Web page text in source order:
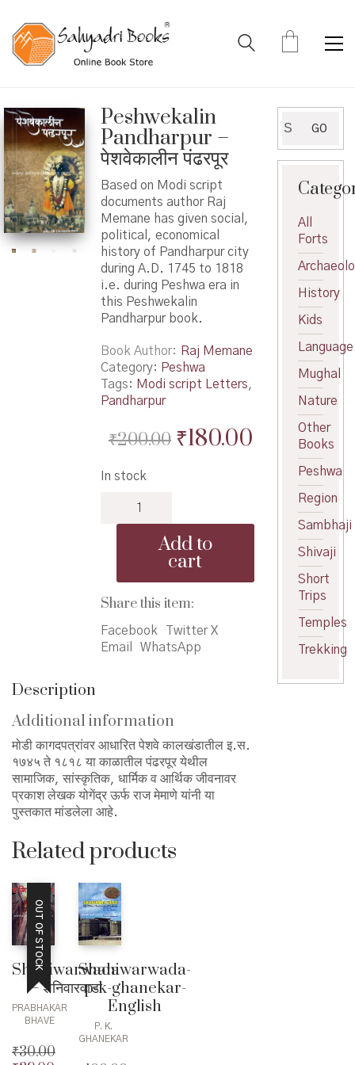
Peshwekalin
Pandharpur –
पेशवेकालीन पंढरपूर
Based on Modi script
documents author Raj
Memane has given social,
political, economical
history of Pandharpur city
during A.D. 1745 to 1818
i.e. during Peshwa era in
this Peshwekalin
Pandharpur book.
Book Author
Raj Memane
Category: Peshwa
Tags: Modi script Letters,
Pandharpur
₹200.00 Original
₹180.00Current
price
₹180.00.
In stock
Pandharpur
quantity
Add to
cart
Share this item:
Facebook
Twitter X
Email
WhatsApp
Description
Additional information
मोडी कागदपत्रांवर आधारित पेशवे कालखंडातील इ.स.
१७४५ ते १८१८ या काळातील पंढरपूर येथील
सामाजिक, सांस्कृतिक, धार्मिक व आर्थिक जीवनावर
प्रकाश लेखक योगेंद्र ऊर्फ राज मेमाणे यांनी या
पुस्तकात मांडलेला आहे.
Related products
OUT OF STOCK
Shaniwarwada
– शनिवारवाडा
PRABHAKAR
BHAVE
₹30.00
Shaniwarwada-
p-k-ghanekar-
English
P. K.
GHANEKAR
for:
GO
All
Forts
History
Kids
Language
Mughal
Nature
Other
Books
Peshwa
Region
Sambhaji
Shivaji
Short
Trips
Temples
Trekking